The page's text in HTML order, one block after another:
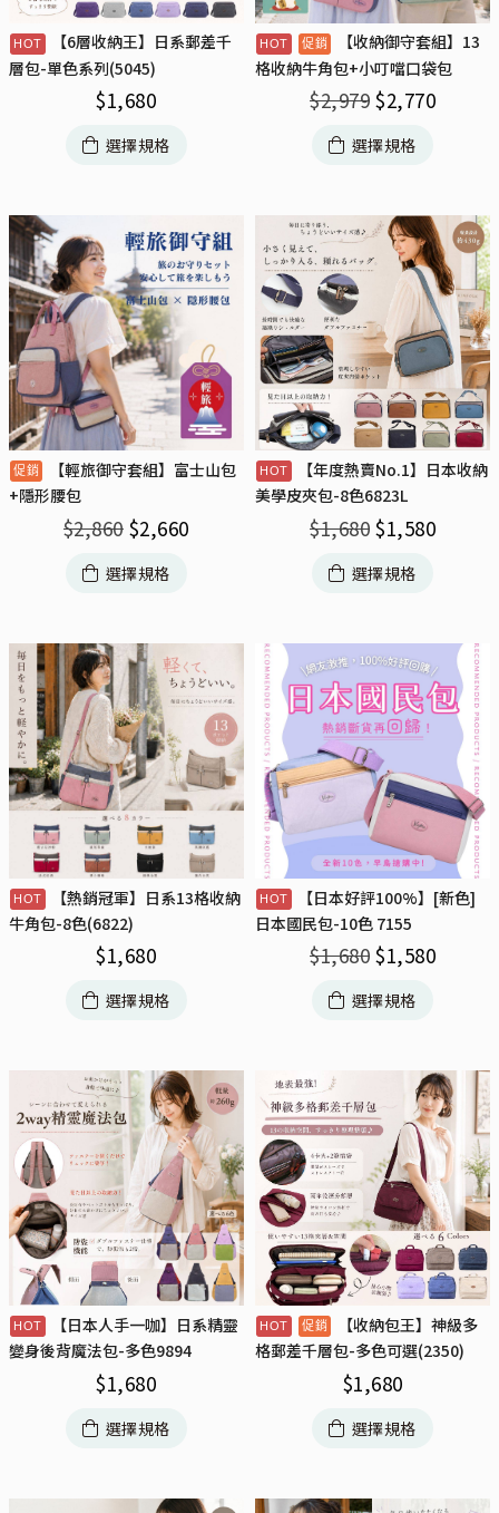
【6層收納王】日系郵差千
層包-單色系列(5045)
$1,680
選擇規格
【收納御守套組】13
格收納牛角包+小叮噹口袋包
$2,979 $2,770
選擇規格
【輕旅御守套組】富士山包
+隱形腰包
$2,860 $2,660
選擇規格
【年度熱賣No.1】日本收納
美學皮夾包-8色6823L
$1,680 $1,580
選擇規格
【熱銷冠軍】日系13格收納
牛角包-8色(6822)
$1,680
選擇規格
【日本好評100%】[新色]
日本國民包-10色 7155
$1,680 $1,580
選擇規格
【日本人手一咖】日系精靈
變身後背魔法包-多色9894
$1,680
選擇規格
【收納包王】神級多
格郵差千層包-多色可選(2350)
$1,680
選擇規格